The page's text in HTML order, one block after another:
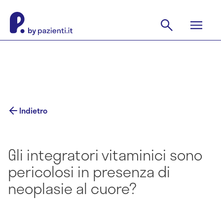
Indietro
Gli integratori vitaminici sono
pericolosi in presenza di
neoplasie al cuore?